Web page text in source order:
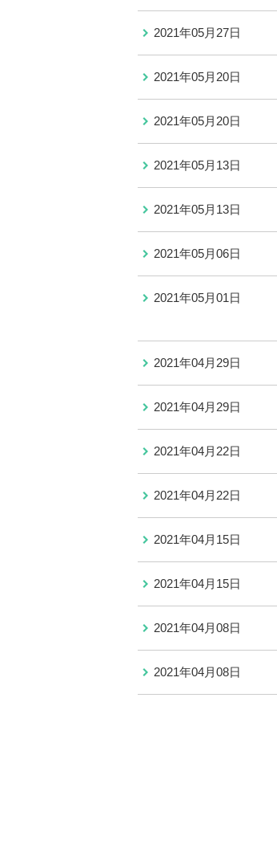
2021年05月27日
2021年05月20日
2021年05月20日
2021年05月13日
2021年05月13日
2021年05月06日
2021年05月01日
2021年04月29日
2021年04月29日
2021年04月22日
2021年04月22日
2021年04月15日
2021年04月15日
2021年04月08日
2021年04月08日